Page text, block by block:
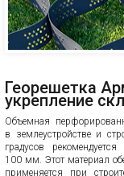
Георешетка
укрепление
Объемная
в землеустройстве и
градусов
100 мм. Этот материал
применяется при